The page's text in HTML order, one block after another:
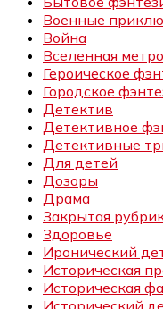
Военные
Война
Вселенная
Героическое
Городское
Детектив
Детективное
Детективные
Для детей
Дозоры
Драма
Закрытая
Здоровье
Иронический
Историческая
Историческая